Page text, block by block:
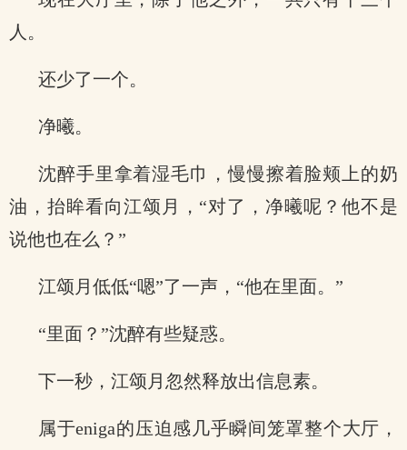
人。
还少了一个。
净曦。
沈醉手里拿着湿毛巾，慢慢擦着脸颊上的奶
油，抬眸看向江颂月，“对了，净曦呢？他不是
说他也在么？”
江颂月低低“嗯”了一声，“他在里面。”
“里面？”沈醉有些疑惑。
下一秒，江颂月忽然释放出信息素。
属于eniga的压迫感几乎瞬间笼罩整个大厅，